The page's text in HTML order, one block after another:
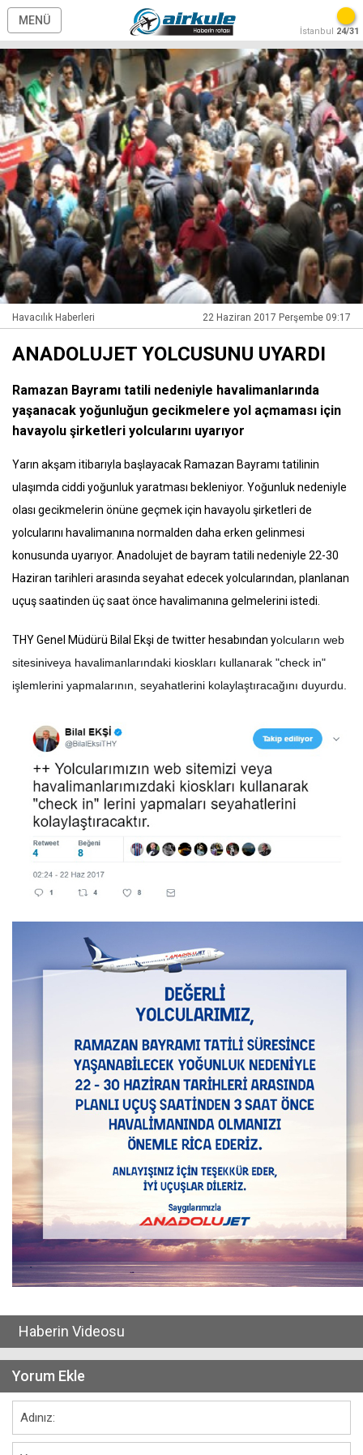
MENÜ
İstanbul 24/31
Havacılık Haberleri 22 Haziran 2017 Perşembe 09:17
ANADOLUJET YOLCUSUNU UYARDI
Ramazan Bayramı tatili nedeniyle havalimanlarında
yaşanacak yoğunluğun gecikmelere yol açmaması için
havayolu şirketleri yolcularını uyarıyor
Yarın akşam itibarıyla başlayacak Ramazan Bayramı tatilinin
ulaşımda ciddi yoğunluk yaratması bekleniyor. Yoğunluk nedeniyle
olası gecikmelerin önüne geçmek için havayolu şirketleri de
yolcularını havalimanına normalden daha erken gelinmesi
konusunda uyarıyor. Anadolujet de bayram tatili nedeniyle 22-30
Haziran tarihleri arasında seyahat edecek yolcularından, planlanan
uçuş saatinden üç saat önce havalimanına gelmelerini istedi.
THY Genel Müdürü Bilal Ekşi de twitter hesabından yolcuların web
sitesiniveya havalimanlarındaki kioskları kullanarak "check in"
işlemlerini yapmalarının, seyahatlerini kolaylaştıracağını duyurdu.
Haberin Videosu
Yorum Ekle